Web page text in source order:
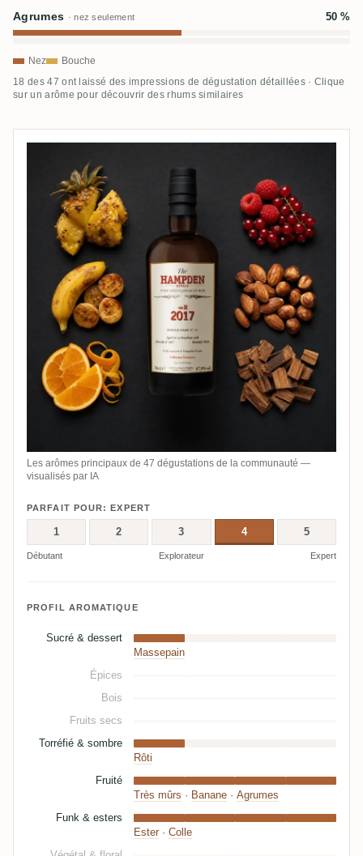
Agrumes · nez seulement 50 %
Nez Bouche
18 des 47 ont laissé des impressions de dégustation détaillées · Clique
sur un arôme pour découvrir des rhums similaires
Les arômes principaux de 47 dégustations de la communauté —
visualisés par IA
PARFAIT POUR: EXPERT
1 2 3 4 5
Débutant Explorateur Expert
PROFIL AROMATIQUE
Sucré & dessert
Massepain
Épices
Bois
Fruits secs
Torréfié & sombre
Rôti
Fruité
Très mûrs · Banane · Agrumes
Funk & esters
Ester · Colle